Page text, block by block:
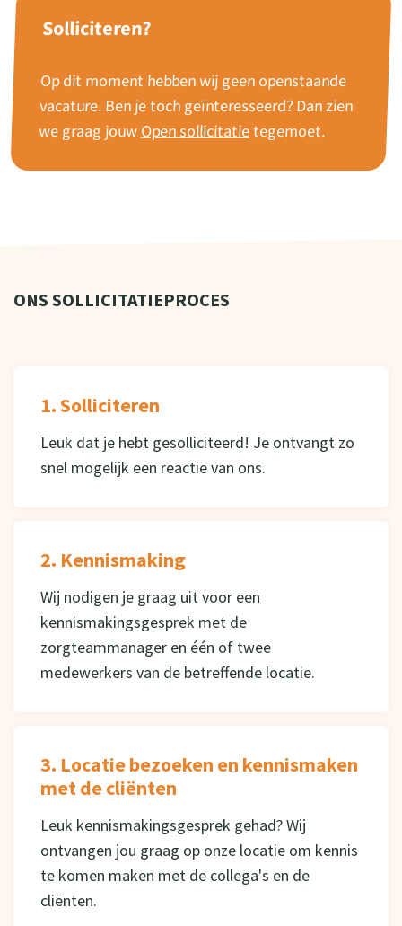
Solliciteren?
Op dit moment hebben wij geen openstaande
vacature. Ben je toch geïnteresseerd? Dan zien
we graag jouw Open sollicitatietegemoet.
ONS SOLLICITATIEPROCES
1. Solliciteren
Leuk dat je hebt gesolliciteerd! Je ontvangt zo
snel mogelijk een reactie van ons.
2. Kennismaking
Wij nodigen je graag uit voor een
kennismakingsgesprek met de
zorgteammanager en één of twee
medewerkers van de betreffende locatie.
3. Locatie bezoeken en kennismaken
met de cliënten
Leuk kennismakingsgesprek gehad? Wij
ontvangen jou graag op onze locatie om kennis
te komen maken met de collega's en de
cliënten.